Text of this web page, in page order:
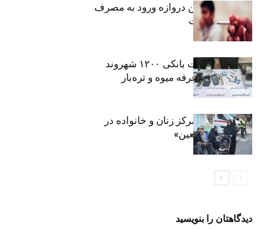
سیگار، مهمترین دروازه ورود به مصرف
موادمخدر است
افشای اطلاعات بانکی ۱۲۰۰ شهروند
تهرانی در یک غرفه میوه و تره‌بار
روایت حضور مرکز زنان و خانواده در
«جاماندگان اربعین»
دیدگاهتان را بنویسید